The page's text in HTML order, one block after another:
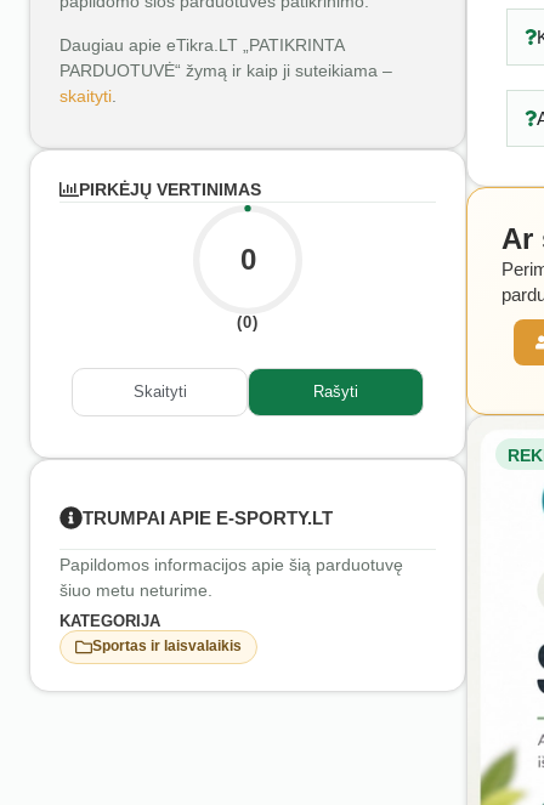
Daugiau apie eTikra.LT „PATIKRINTA
PARDUOTUVĖ“ žymą ir kaip ji suteikiama –
skaityti
PIRKĖJŲ VERTINIMAS
0
(0)
Skaityti Rašyti
TRUMPAI APIE E-SPORTY.LT
Papildomos informacijos apie šią parduotuvę
šiuo metu neturime.
KATEGORIJA
Sportas ir laisvalaikis
Ar